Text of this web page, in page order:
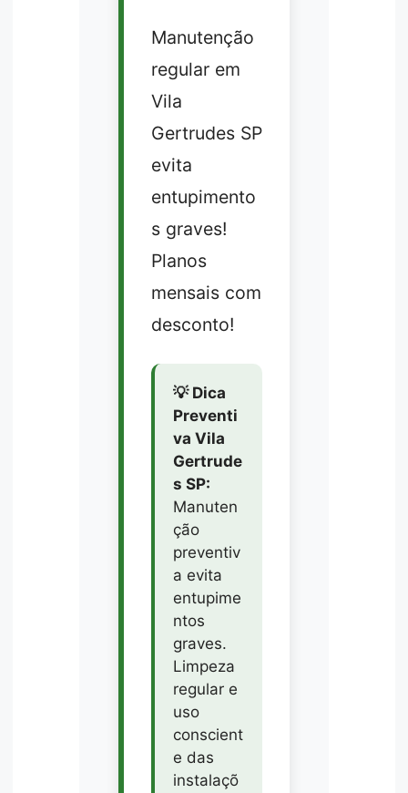
Manutenção
regular em
Vila
Gertrudes SP
evita
entupimento
s graves!
Planos
mensais com
desconto!
💡 Dica
Preventi
va Vila
Gertrude
s SP:
Manuten
ção
preventiv
a evita
entupime
ntos
graves.
Limpeza
regular e
uso
conscient
e das
instalaçõ